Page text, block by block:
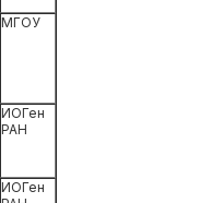
МГОУ
ИОГен
РАН
ИОГен